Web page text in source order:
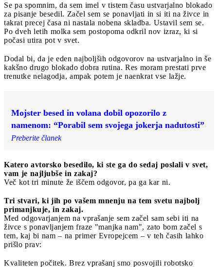
Se pa spomnim, da sem imel v tistem času ustvarjalno blokado
za pisanje besedil. Začel sem se ponavljati in si iti na živce in
takrat precej časa ni nastala nobena skladba. Ustavil sem se.
Po dveh letih molka sem postopoma odkril nov izraz, ki si
počasi utira pot v svet.
Dodal bi, da je eden najboljših odgovorov na ustvarjalno in še
kakšno drugo blokado dobra rutina. Res moram prestati prve
trenutke nelagodja, ampak potem je naenkrat vse lažje.
Mojster besed in volana dobil opozorilo z
namenom: “Porabil sem svojega jokerja nadutosti”
Preberite članek
Katero avtorsko besedilo, ki ste ga do sedaj poslali v svet,
vam je najljubše in zakaj?
Več kot tri minute že iščem odgovor, pa ga kar ni.
Tri stvari, ki jih po vašem mnenju na tem svetu najbolj
primanjkuje, in zakaj.
Med odgovarjanjem na vprašanje sem začel sam sebi iti na
živce s ponavljanjem fraze "manjka nam", zato bom začel s
tem, kaj bi nam – na primer Evropejcem – v teh časih lahko
prišlo prav:
Kvaliteten počitek. Brez vprašanj smo posvojili robotsko